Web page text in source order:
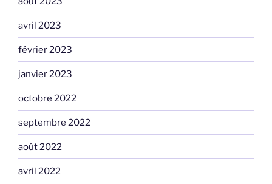
avril 2023
février 2023
janvier 2023
octobre 2022
septembre 2022
août 2022
avril 2022